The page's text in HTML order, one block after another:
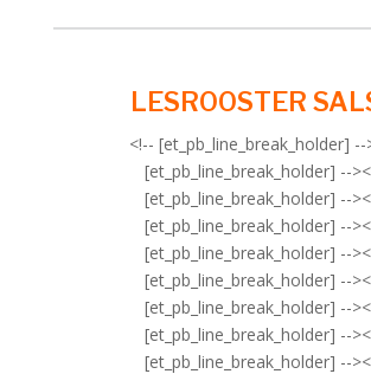
LESROOSTER
<!-- [et_pb_line_break_holder] --
[et_pb_line_break_holder] --
[et_pb_line_break_holder] --
[et_pb_line_break_holder] --
[et_pb_line_break_holder] --
[et_pb_line_break_holder] --
[et_pb_line_break_holder] --
[et_pb_line_break_holder] --
[et_pb_line_break_holder] --